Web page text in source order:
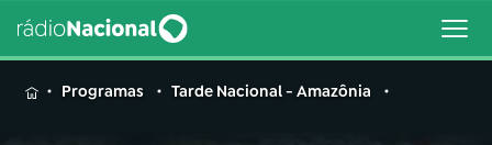
MENUProgramas Tarde Nacional - Amazônia